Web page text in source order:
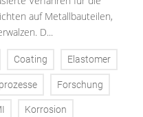
auf Metallbauteilen,
D...
Coating Elastomer
Forschung
Korrosion